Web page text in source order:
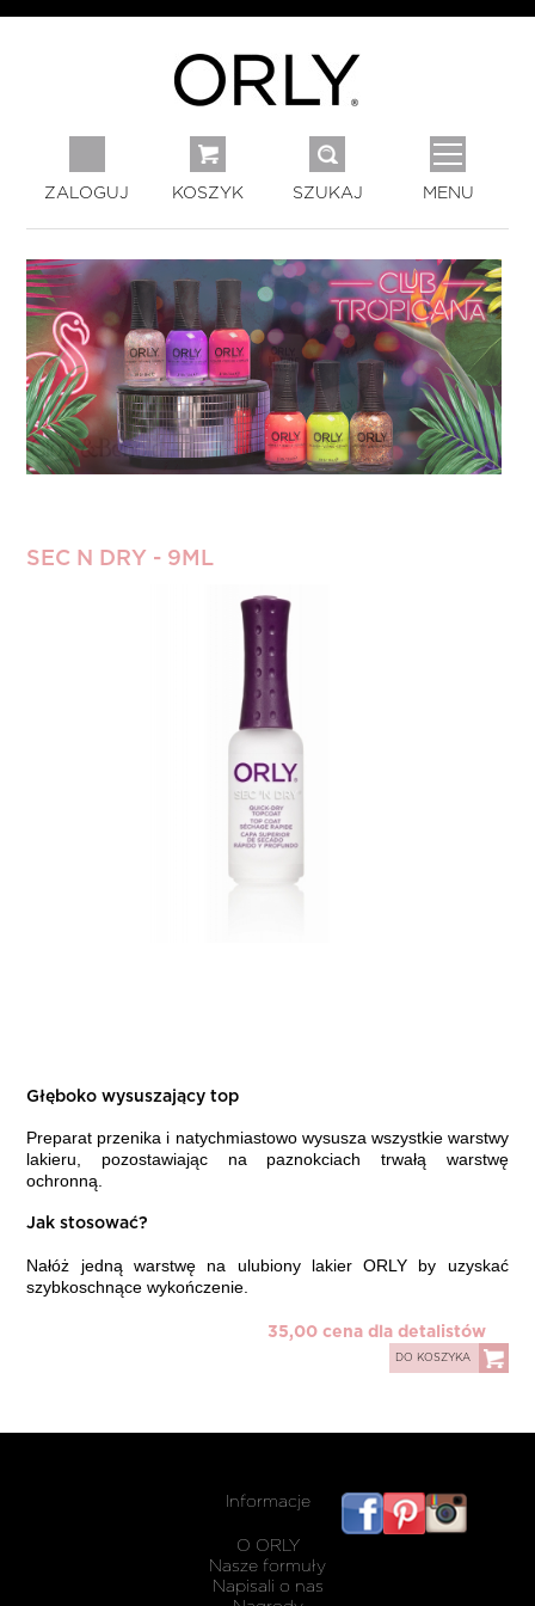
ZALOGUJ KOSZYK SZUKAJ MENU
SEC N DRY - 9ML
Głęboko wysuszający top
Preparat przenika i natychmiastowo wysusza wszystkie warstwy
lakieru, pozostawiając na paznokciach trwałą warstwę
ochronną.
Jak stosować?
Nałóż jedną warstwę na ulubiony lakier ORLY by uzyskać
szybkoschnące wykończenie.
35,00 cena dla detalistów
DO KOSZYKA
Informacje
O ORLY
Nasze formuły
Napisali o nas